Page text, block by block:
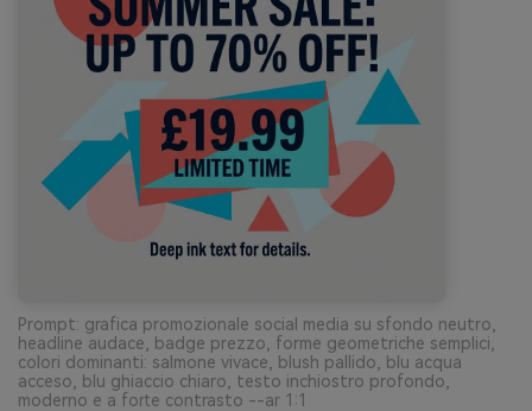
Prompt: grafica promozionale social media su sfondo neutro,
headline audace, badge prezzo, forme geometriche semplici,
colori dominanti: salmone vivace, blush pallido, blu acqua
acceso, blu ghiaccio chiaro, testo inchiostro profondo,
moderno e a forte contrasto --ar 1:1